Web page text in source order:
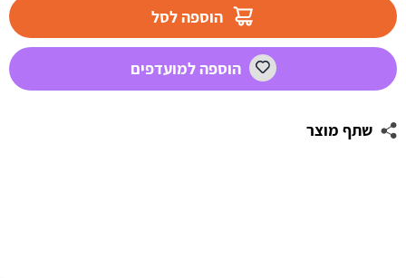
1
הוספה לסל
הוספה למועדפים
שתף מוצר